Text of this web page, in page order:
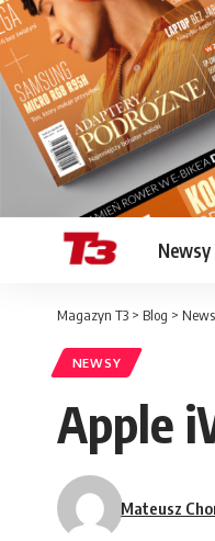
Newsy
Magazyn T3 > Blog >
NEWSY
Apple
Mateusz